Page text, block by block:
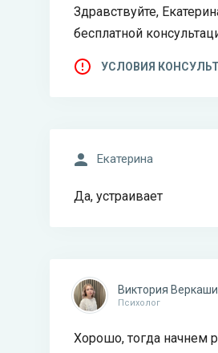
Здравствуйте,
бесплатной
УСЛОВИЯ
Екатерина
Да, устраивает
Виктория
Психолог
Хорошо, тогда начнем